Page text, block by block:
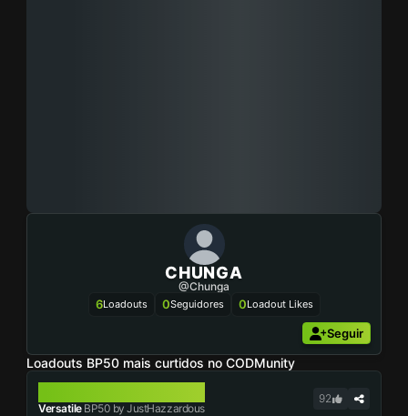
CHUNGA
@Chunga
6Loadouts 0Seguidores 0Loadout Likes
Seguir
Loadouts BP50 mais curtidos no CODMunity
VersatileBP50 by JustHazzardous
92